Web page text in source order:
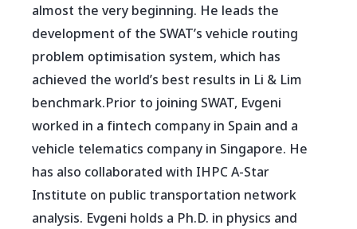
almost the very beginning. He leads the
development of the SWAT’s vehicle routing
problem optimisation system, which has
achieved the world’s best results in Li & Lim
benchmark.Prior to joining SWAT, Evgeni
worked in a fintech company in Spain and a
vehicle telematics company in Singapore. He
has also collaborated with IHPC A-Star
Institute on public transportation network
analysis. Evgeni holds a Ph.D. in physics and